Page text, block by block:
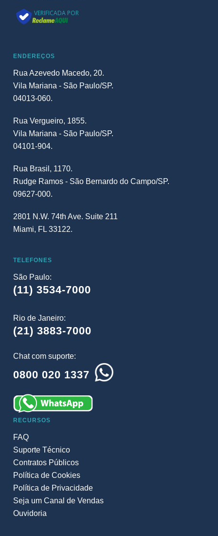
VERIFICADA POR
ENDEREÇOS
Rua Azevedo Macedo, 20.
Vila Mariana - São Paulo/SP.
04013-060.
Rua Vergueiro, 1855.
Vila Mariana - São Paulo/SP.
04101-904.
Rua Brasil, 1170.
Rudge Ramos - São Bernardo do Campo/SP.
09627-000.
2801 N.W. 74th Ave. Suite 211
Miami, FL 33122.
TELEFONES
São Paulo:
(11) 3534-7000
Rio de Janeiro:
(21) 3883-7000
Chat com suporte:
0800 020 1337
RECURSOS
FAQ
Suporte Técnico
Contratos Públicos
Política de Cookies
Política de Privacidade
Seja um Canal de Vendas
Ouvidoria